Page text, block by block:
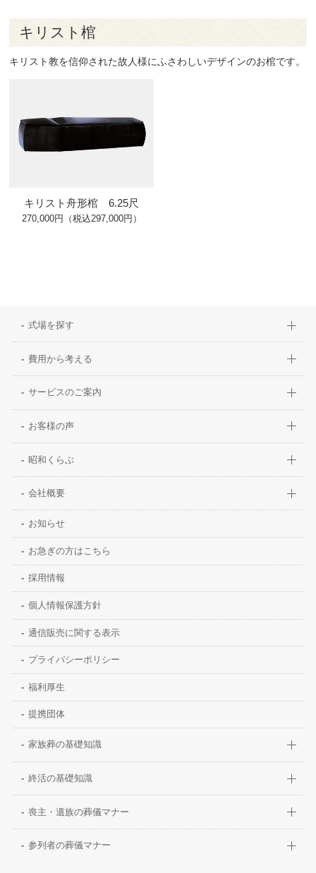
キリスト棺
キリスト教を信仰された故人様にふさわしいデザインのお棺です。
キリスト舟形棺 6.25尺
270,000円（税込297,000円）
式場を探す
費用から考える
サービスのご案内
お客様の声
昭和くらぶ
会社概要
お知らせ
お急ぎの方はこちら
採用情報
個人情報保護方針
通信販売に関する表示
プライバシーポリシー
福利厚生
提携団体
家族葬の基礎知識
終活の基礎知識
喪主・遺族の葬儀マナー
参列者の葬儀マナー